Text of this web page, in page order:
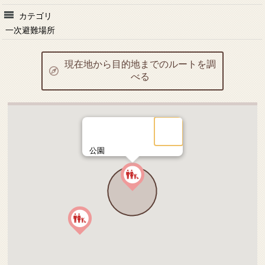
カテゴリ
一次避難場所
現在地から目的地までのルートを調
べる
公園